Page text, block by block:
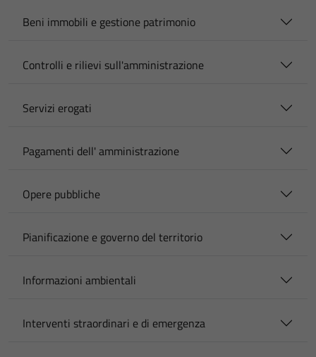
Beni immobili e gestione patrimonio
Controlli e rilievi sull'amministrazione
Servizi erogati
Pagamenti dell' amministrazione
Opere pubbliche
Pianificazione e governo del territorio
Informazioni ambientali
Interventi straordinari e di emergenza